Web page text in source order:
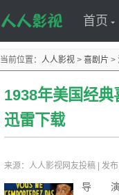
首页
当前位置： 人人影视 > 喜剧片 >
1938年美国经
迅雷下载
来源：人人影视网友投稿 发
导